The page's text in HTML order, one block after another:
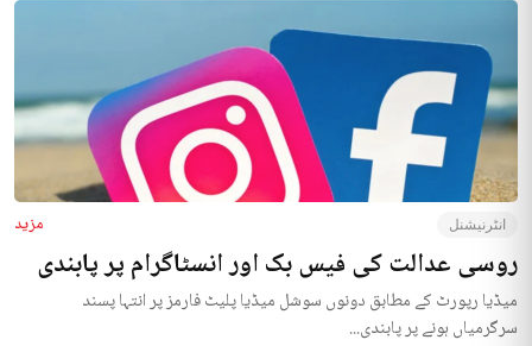
انٹرنیشنل مزید
روسی عدالت کی فیس بک اور انسٹاگرام پر پابندی
میڈیا رپورٹ کے مطابق دونوں سوشل میڈیا پلیٹ فارمز پر انتہا پسند
سرگرمیاں ہونے پر پابندی...